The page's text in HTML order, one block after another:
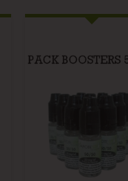
NICOTINE
10,90